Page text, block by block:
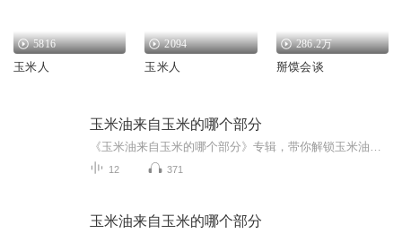
5816
玉米人
2094
玉米人
286.2万
掰馍会谈
玉米油来自玉米的哪个部分
12 371
玉米油来自玉米的哪个部分